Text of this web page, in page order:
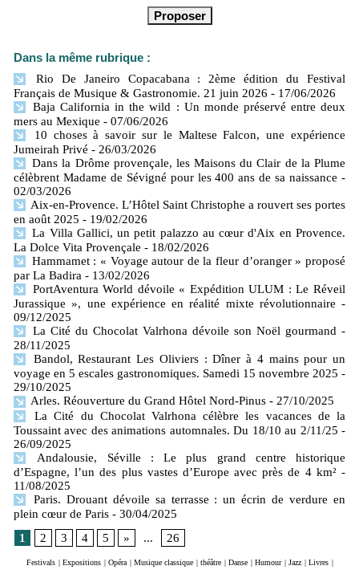
Dans la même rubrique :
Rio De Janeiro Copacabana : 2ème édition du Festival
Français de Musique & Gastronomie. 21 juin 2026 - 17/06/2026
Baja California in the wild : Un monde préservé entre deux
mers​ au Mexique - 07/06/2026
10 choses à savoir sur le Maltese Falcon, une expérience
Jumeirah Privé - 26/03/2026
Dans la Drôme provençale, les Maisons du Clair de la Plume
célèbrent Madame de Sévigné pour les 400 ans de sa naissance -
02/03/2026
Aix-en-Provence. L’Hôtel Saint Christophe a rouvert ses portes
en août 2025 - 19/02/2026
La Villa Gallici, un petit palazzo au cœur d'Aix en Provence.
La Dolce Vita Provençale - 18/02/2026
Hammamet : « Voyage autour de la fleur d’oranger » proposé
par La Badira - 13/02/2026
PortAventura World dévoile « Expédition ULUM : Le Réveil
Jurassique », une expérience en réalité mixte révolutionnaire -
09/12/2025
La Cité du Chocolat Valrhona dévoile son Noël gourmand -
28/11/2025
Bandol, Restaurant Les Oliviers : Dîner à 4 mains pour un
voyage en 5 escales gastronomiques. Samedi 15 novembre 2025 -
29/10/2025
Arles. Réouverture du Grand Hôtel Nord-Pinus - 27/10/2025
La Cité du Chocolat Valrhona célèbre les vacances de la
Toussaint avec des animations automnales. Du 18/10 au 2/11/25 -
26/09/2025
Andalousie, Séville : Le plus grand centre historique
d’Espagne, l’un des plus vastes d’Europe avec près de 4 km² -
11/08/2025
Paris. Drouant dévoile sa terrasse : un écrin de verdure en
plein cœur de Paris - 30/04/2025
1
2 3 4 5 » ... 26
Festivals | Expositions | Opéra | Musique classique | théâtre | Danse | Humour | Jazz | Livres |